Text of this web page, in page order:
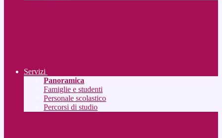
Servizi
Panoramica
Famiglie e studenti
Personale scolastico
Percorsi di studio